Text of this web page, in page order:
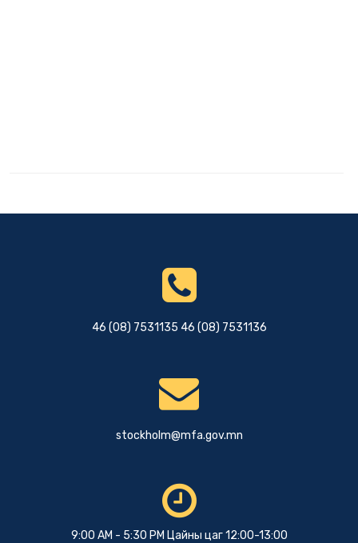
46 (08) 7531135 46 (08) 7531136
stockholm@mfa.gov.mn
9:00 AM - 5:30 PM Цайны цаг 12:00-13:00